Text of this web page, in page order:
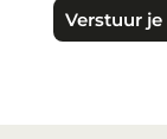
Verstuur